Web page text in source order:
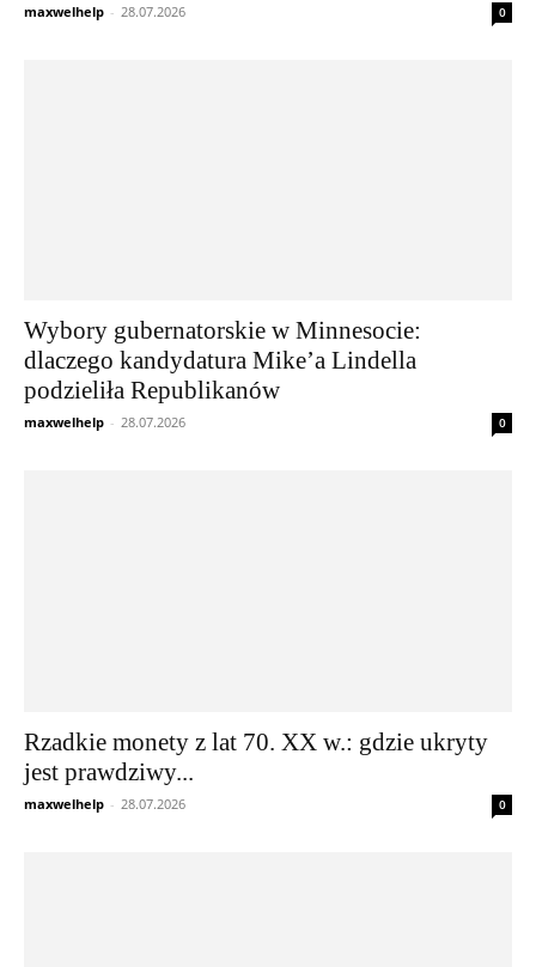
maxwelhelp - 28.07.2026 0
Wybory gubernatorskie w Minnesocie:
dlaczego kandydatura Mike’a Lindella
podzieliła Republikanów
maxwelhelp - 28.07.2026 0
Rzadkie monety z lat 70. XX w.: gdzie ukryty
jest prawdziwy...
maxwelhelp - 28.07.2026 0